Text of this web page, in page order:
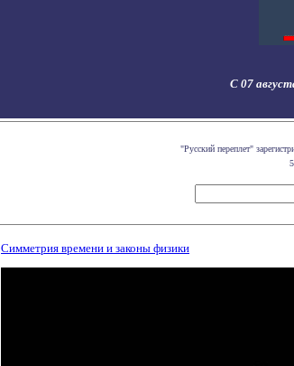
С 07
"Русский переплет"
Симметрия времени и законы физики